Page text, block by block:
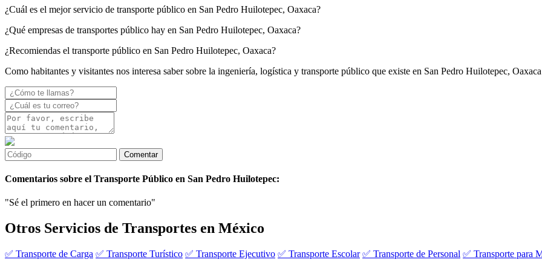
¿Cuál es el mejor servicio de transporte público en San Pedro Huilotepec, Oaxaca?
¿Qué empresas de transportes público hay en San Pedro Huilotepec, Oaxaca?
¿Recomiendas el transporte público en San Pedro Huilotepec, Oaxaca?
Como habitantes y visitantes nos interesa saber sobre la ingeniería, logística y transporte público que existe en San Pedro Huilotepec, Oaxaca
Comentarios sobre el Transporte Público en San Pedro Huilotepec:
"Sé el primero en hacer un comentario"
Otros Servicios de Transportes en México
✅ Transporte de Carga ✅ Transporte Turístico ✅ Transporte Ejecutivo ✅ Transporte Escolar ✅ Transporte de Personal ✅ Transporte para